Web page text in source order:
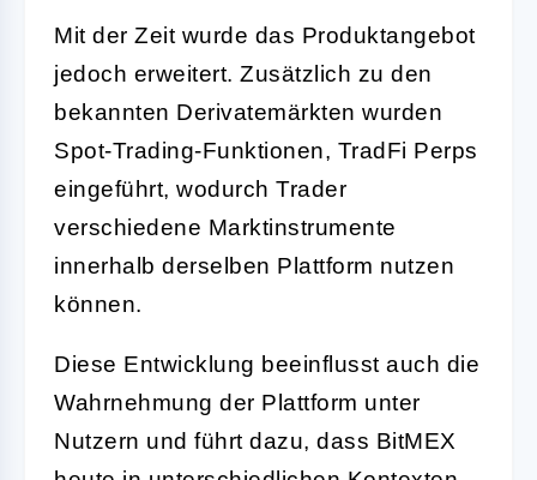
Mit der Zeit wurde das Produktangebot
jedoch erweitert. Zusätzlich zu den
bekannten Derivatemärkten wurden
Spot-Trading-Funktionen, TradFi Perps
eingeführt, wodurch Trader
verschiedene Marktinstrumente
innerhalb derselben Plattform nutzen
können.
Diese Entwicklung beeinflusst auch die
Wahrnehmung der Plattform unter
Nutzern und führt dazu, dass BitMEX